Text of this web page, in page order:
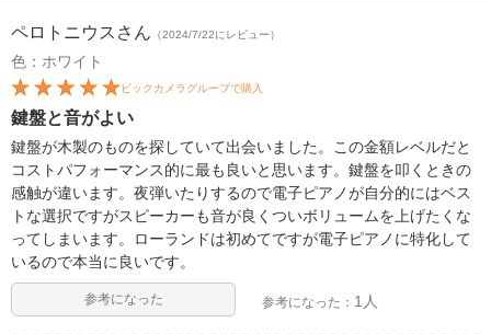
ペロトニウス さん （2024/7/22にレビュー）
色：ホワイト
ビックカメラグループで購入
鍵盤と音がよい
鍵盤が木製のものを探していて出会いました。この金額レベルだと
コストパフォーマンス的に最も良いと思います。鍵盤を叩くときの
感触が違います。夜弾いたりするので電子ピアノが自分的にはベス
トな選択ですがスピーカーも音が良くついボリュームを上げたくな
ってしまいます。ローランドは初めてですが電子ピアノに特化して
いるので本当に良いです。
参考になった 参考になった： 1人